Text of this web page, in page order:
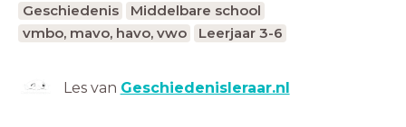
Geschiedenis
Middelbare school
vmbo, mavo, havo, vwo
Leerjaar 3-6
Les van Geschiedenisleraar.nl